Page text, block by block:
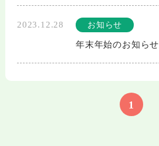
2023.12.28 お知らせ
年末年始のお知らせ
1